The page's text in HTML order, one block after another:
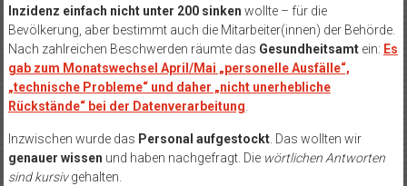
Inzidenz einfach nicht unter 200 sinken wollte – für die
Bevölkerung, aber bestimmt auch die Mitarbeiter(innen) der Behörde.
Nach zahlreichen Beschwerden räumte das Gesundheitsamtein: Es
gab zum Monatswechsel April/Mai „personelle Ausfälle“,
„technische Probleme“ und daher „nicht unerhebliche
Rückstände“ bei der Datenverarbeitung
Inzwischen wurde das Personal aufgestockt. Das wollten wir
genauer wissen und haben nachgefragt. Die wörtlichen Antworten
sind kursivgehalten.